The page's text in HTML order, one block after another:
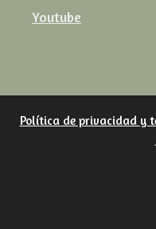
Youtube
Política de privacidad y